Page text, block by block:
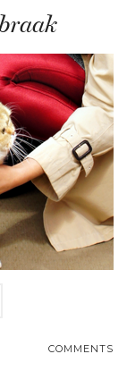
COMMENTS